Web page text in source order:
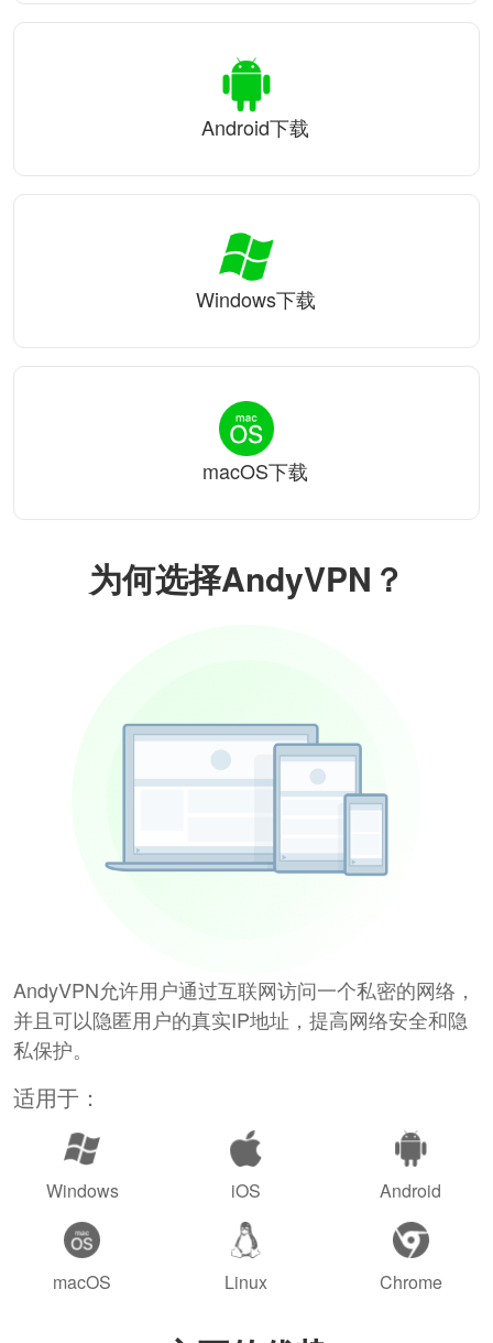
为何选择AndyVPN？
AndyVPN允许用户通过互联网访问一个私密的网络，
并且可以隐匿用户的真实IP地址，提高网络安全和隐
私保护。
适用于：
Windows iOS Android
macOS Linux Chrome
Android下载
Windows下载
macOS下载